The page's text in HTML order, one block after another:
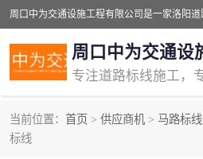
周口中为交通设
当前位置： 首页 > 供应商机 > 马路标线
标线交通道路标线